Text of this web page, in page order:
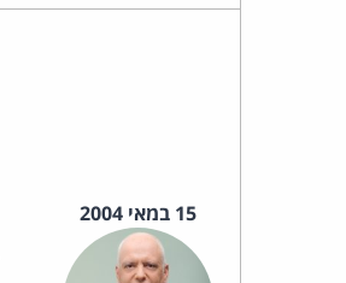
15 במאי 2004